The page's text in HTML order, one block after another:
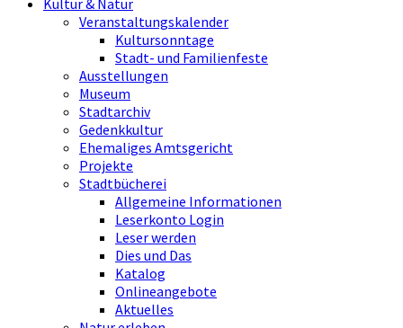
Veranstaltungskalender
Kultursonntage
Stadt- und Familienfeste
Ausstellungen
Museum
Stadtarchiv
Gedenkkultur
Ehemaliges Amtsgericht
Projekte
Stadtbücherei
Allgemeine Informationen
Leserkonto Login
Leser werden
Dies und Das
Katalog
Onlineangebote
Aktuelles